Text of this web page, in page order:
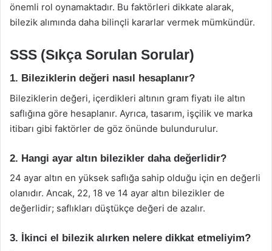
önemli rol oynamaktadır. Bu faktörleri dikkate alarak,
bilezik alımında daha bilinçli kararlar vermek mümkündür.
SSS (Sıkça Sorulan Sorular)
1. Bileziklerin değeri nasıl hesaplanır?
Bileziklerin değeri, içerdikleri altının gram fiyatı ile altın
saflığına göre hesaplanır. Ayrıca, tasarım, işçilik ve marka
itibarı gibi faktörler de göz önünde bulundurulur.
2. Hangi ayar altın bilezikler daha değerlidir?
24 ayar altın en yüksek saflığa sahip olduğu için en değerli
olanıdır. Ancak, 22, 18 ve 14 ayar altın bilezikler de
değerlidir; saflıkları düştükçe değeri de azalır.
3. İkinci el bilezik alırken nelere dikkat etmeliyim?